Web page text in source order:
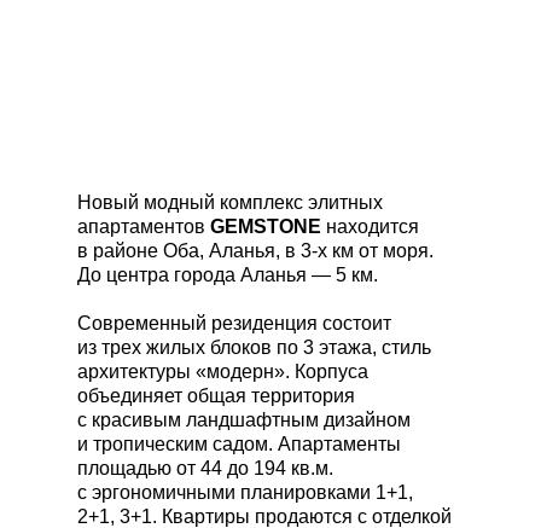
Новый модный комплекс элитных
апартаментов GEMSTONE находится
в районе Оба, Аланья, в 3-х км от моря.
До центра города Аланья — 5 км.
Современный резиденция состоит
из трех жилых блоков по 3 этажа, стиль
архитектуры «модерн». Корпуса
объединяет общая территория
с красивым ландшафтным дизайном
и тропическим садом. Апартаменты
площадью от 44 до 194 кв.м.
с эргономичными планировками 1+1,
2+1, 3+1. Квартиры продаются с отделкой